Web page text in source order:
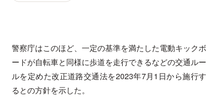
警察庁はこのほど、一定の基準を満たした電動キックボ
ードが自転車と同様に歩道を走行できるなどの交通ルー
ルを定めた改正道路交通法を2023年7月1日から施行す
るとの方針を示した。